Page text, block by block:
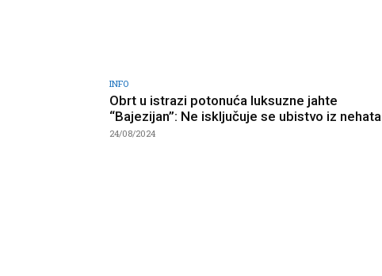
INFO
Obrt u istrazi potonuća luksuzne jahte
“Bajezijan”: Ne isključuje se ubistvo iz nehata
24/08/2024